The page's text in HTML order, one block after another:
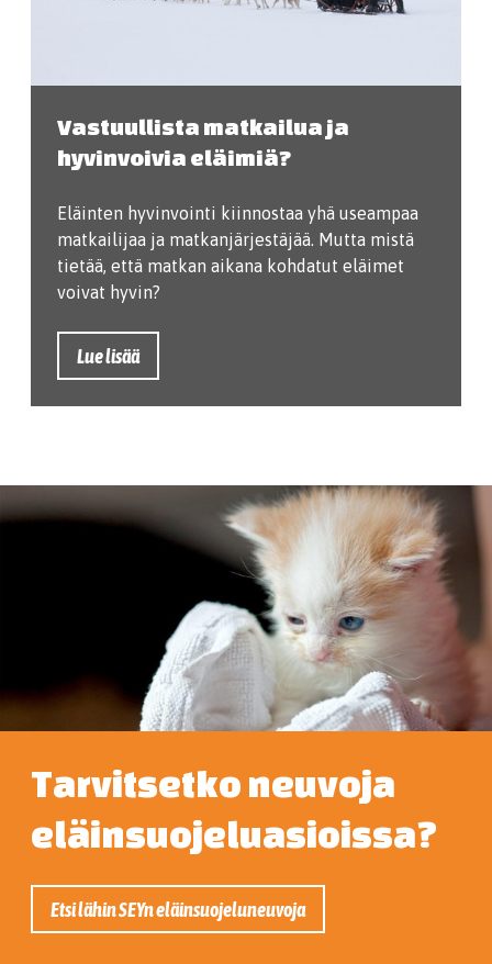
Vastuullista matkailua ja
hyvinvoivia eläimiä?
Eläinten hyvinvointi kiinnostaa yhä useampaa
matkailijaa ja matkanjärjestäjää. Mutta mistä
tietää, että matkan aikana kohdatut eläimet
voivat hyvin?
Lue lisää
Tarvitsetko neuvoja
eläinsuojeluasioissa?
Etsi lähin SEYn eläinsuojeluneuvoja